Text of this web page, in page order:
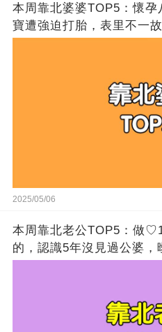
本周靠北婆婆TOP5：懷
寶遭強迫打胎，表里不一
2025/05/06
本周靠北老公TOP5：做
的，認識5年沒見過公婆，